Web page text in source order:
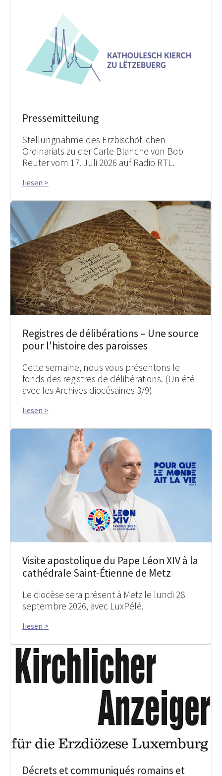
Pressemitteilung
Stellungnahme des Erzbischöflichen
Ordinariats zu der Carte Blanche von Bob
Reuter vom 17. Juli 2026 auf Radio RTL.
liesen >
Registres de délibérations – Une source
pour l'histoire des paroisses
Cette semaine, nous vous présentons le
fonds des registres de délibérations. (Un été
avec les Archives diocésaines 3/9)
liesen >
Visite apostolique du Pape Léon XIV à la
cathédrale Saint-Étienne de Metz
Le diocèse sera présent à Metz le lundi 28
septembre 2026, avec LuxPélé.
liesen >
Décrets et communiqués romains et